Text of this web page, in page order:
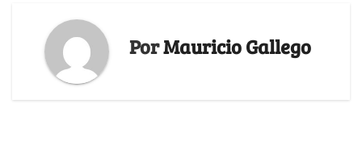
PorMauricio Gallego